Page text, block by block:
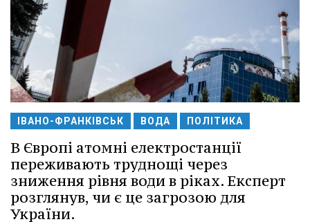
ІВАНО-ФРАНКІВСЬК ВОДА ПОЛІТИКА
В Європі атомні електростанції
переживають труднощі через
зниження рівня води в ріках. Експерт
розглянув, чи є це загрозою для
України.